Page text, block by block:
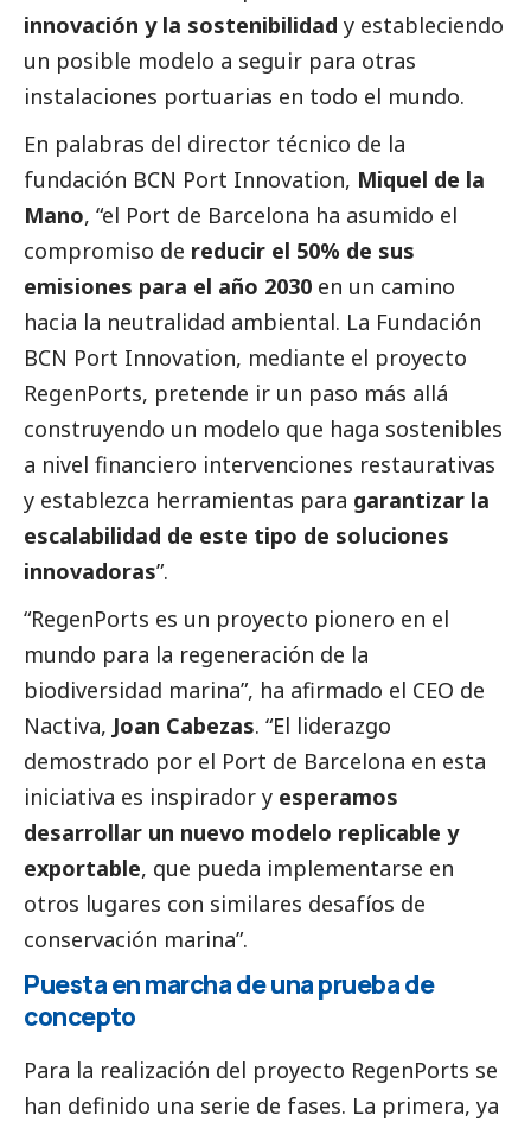
innovación y la sostenibilidad y estableciendo
un posible modelo a seguir para otras
instalaciones portuarias en todo el mundo.
En palabras del director técnico de la
fundación BCN Port Innovation, Miquel de la
Mano, “el Port de Barcelona ha asumido el
compromiso de reducir el 50% de sus
emisiones para el año 2030 en un camino
hacia la neutralidad ambiental. La Fundación
BCN Port Innovation, mediante el proyecto
RegenPorts, pretende ir un paso más allá
construyendo un modelo que haga sostenibles
a nivel financiero intervenciones restaurativas
y establezca herramientas para garantizar la
escalabilidad de este tipo de soluciones
innovadoras”.
“RegenPorts es un proyecto pionero en el
mundo para la regeneración de la
biodiversidad marina”, ha afirmado el CEO de
Nactiva, Joan Cabezas. “El liderazgo
demostrado por el Port de Barcelona en esta
iniciativa es inspirador y esperamos
desarrollar un nuevo modelo replicable y
exportable, que pueda implementarse en
otros lugares con similares desafíos de
conservación marina”.
Puesta en marcha de una prueba de
concepto
Para la realización del proyecto RegenPorts se
han definido una serie de fases. La primera, ya